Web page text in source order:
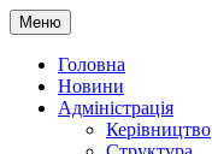
Меню
Головна
Новини
Адміністрація
Керівництво